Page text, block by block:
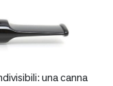
una canna